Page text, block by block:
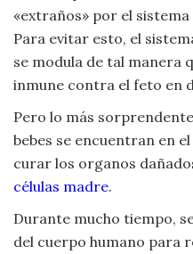
«extraños» por el
Para evitar esto, el
se modula de tal manera
inmune contra el feto en
Pero lo más
bebes se encuentran en
curar los organos
células madre.
Durante mucho tiempo,
del cuerpo humano para